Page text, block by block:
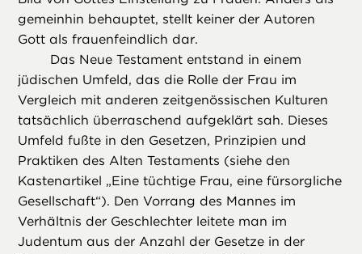
gemeinhin behauptet, stellt keiner der Autoren
Gott als frauenfeindlich dar.
Das Neue Testament entstand in einem
jüdischen Umfeld, das die Rolle der Frau im
Vergleich mit anderen zeitgenössischen Kulturen
tatsächlich überraschend aufgeklärt sah. Dieses
Umfeld fußte in den Gesetzen, Prinzipien und
Praktiken des Alten Testaments (siehe den
Kastenartikel „Eine tüchtige Frau, eine fürsorgliche
Gesellschaft“). Den Vorrang des Mannes im
Verhältnis der Geschlechter leitete man im
Judentum aus der Anzahl der Gesetze in der